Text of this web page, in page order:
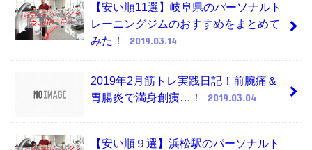
【安い順11選】岐阜県のパーソナルト
レーニングジムのおすすめをまとめて
みた！
2019.03.14
2019年2月筋トレ実践日記！前腕痛＆
胃腸炎で満身創痍…！
2019.03.04
【安い順９選】浜松駅のパーソナルト